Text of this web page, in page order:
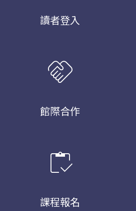
讀者登入
handshake
館際合作
inventory
課程報名